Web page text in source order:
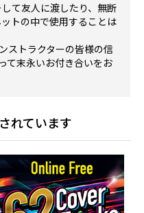
て友人に渡したり、無断
トの中で使用することは
ストラクターの皆様の信
て末永いお付き合いをお
れています